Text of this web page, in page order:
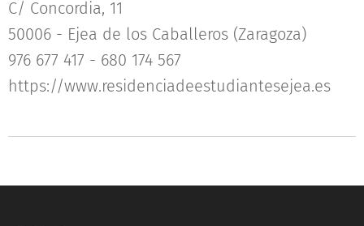
C/ Concordia, 11
50006 - Ejea de los Caballeros (Zaragoza)
976 677 417 - 680 174 567
https://www.residenciadeestudiantesejea.es